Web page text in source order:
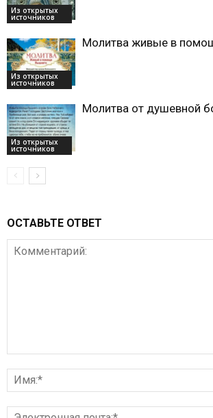
Из открытых
источников
Из открытых
источников
Молитва живые в
Из открытых
источников
Молитва от душевной
ОСТАВЬТЕ ОТВЕТ